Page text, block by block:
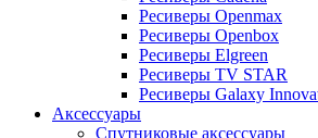
Ресиверы Openmax
Ресиверы Openbox
Ресиверы Elgreen
Ресиверы TV STAR
Ресиверы Galaxy
Аксессуары
Спутниковые аксессуары